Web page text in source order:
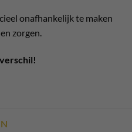
onafhankelijk te maken
zorgen.